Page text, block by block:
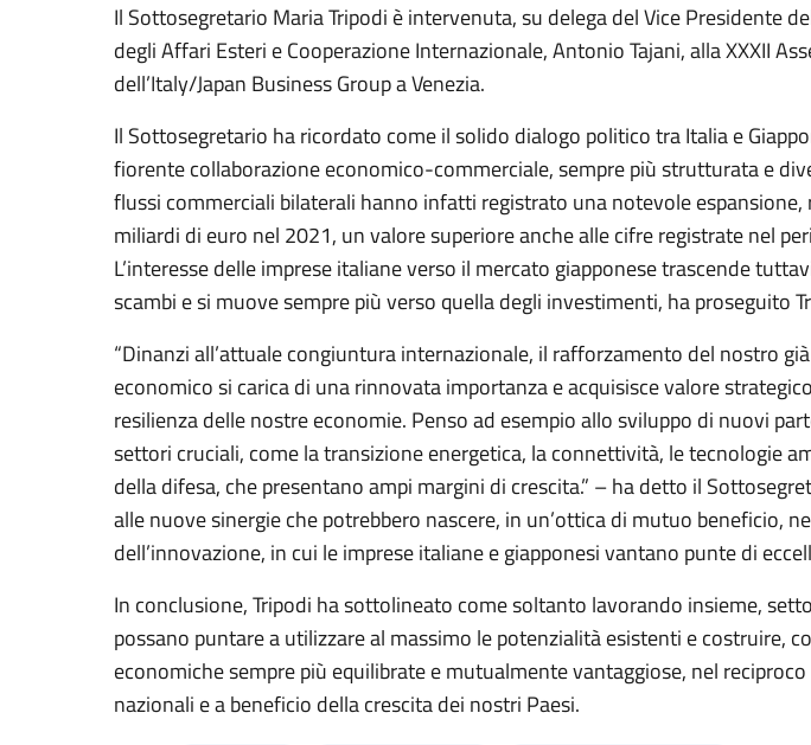
Il Sottosegretario Maria Tripodi è intervenuta, su delega del Vice Presidente
degli Affari Esteri e Cooperazione Internazionale, Antonio Tajani, alla XXXII
dell’Italy/Japan Business Group a Venezia.
Il Sottosegretario ha ricordato come il solido dialogo politico tra Italia e
fiorente collaborazione economico-commerciale, sempre più strutturata e
flussi commerciali bilaterali hanno infatti registrato una notevole espansione,
miliardi di euro nel 2021, un valore superiore anche alle cifre registrate nel
L’interesse delle imprese italiane verso il mercato giapponese trascende
scambi e si muove sempre più verso quella degli investimenti, ha proseguito
“Dinanzi all’attuale congiuntura internazionale, il rafforzamento del nostro
economico si carica di una rinnovata importanza e acquisisce valore
resilienza delle nostre economie. Penso ad esempio allo sviluppo di nuovi
settori cruciali, come la transizione energetica, la connettività, le tecnologie
della difesa, che presentano ampi margini di crescita.” – ha detto il
alle nuove sinergie che potrebbero nascere, in un’ottica di mutuo beneficio,
dell’innovazione, in cui le imprese italiane e giapponesi vantano punte di
In conclusione, Tripodi ha sottolineato come soltanto lavorando insieme,
possano puntare a utilizzare al massimo le potenzialità esistenti e costruire,
economiche sempre più equilibrate e mutualmente vantaggiose, nel
nazionali e a beneficio della crescita dei nostri Paesi.